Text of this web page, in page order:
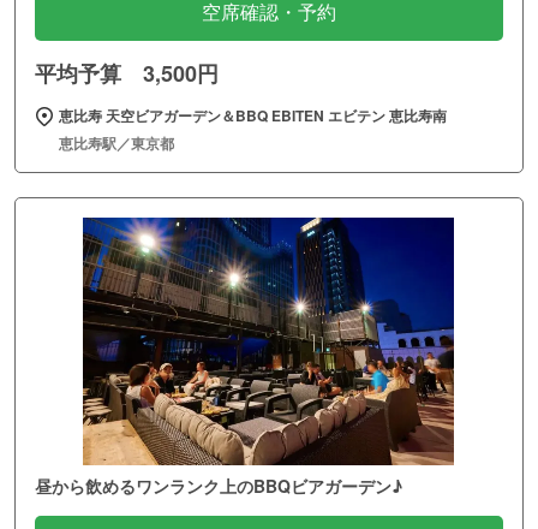
空席確認・予約
平均予算 3,500円
恵比寿 天空ビアガーデン＆BBQ EBITEN エビテン 恵比寿南
恵比寿駅／東京都
昼から飲めるワンランク上のBBQビアガーデン♪